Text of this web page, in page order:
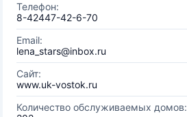
Телефон:
8-42447-42-6-70
Email:
lena_stars@inbox.ru
Сайт:
www.uk-vostok.ru
Количество обслуживаемых домов: